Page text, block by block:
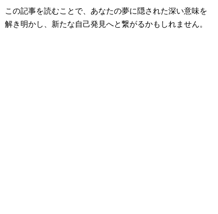
この記事を読むことで、あなたの夢に隠された深い意味を
解き明かし、新たな自己発見へと繋がるかもしれません。